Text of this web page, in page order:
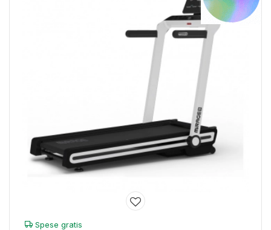
Spese gratis